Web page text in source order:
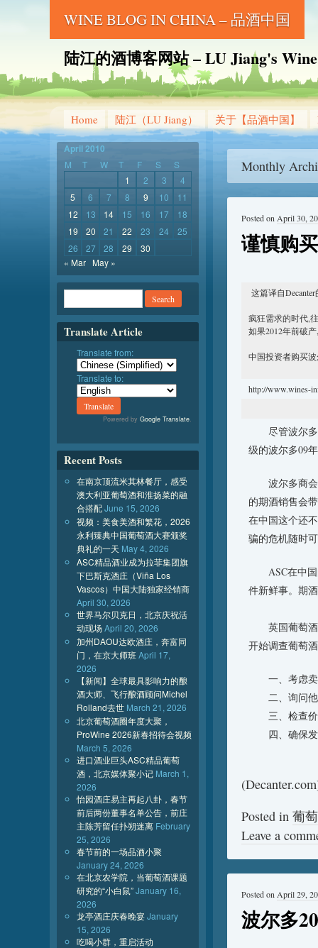
WINE BLOG IN CHINA – 品酒中国
陆江的酒博客网站 – LU Jiang's
Home 陆江（LU Jiang） 关于【品酒中国】
Monthly
谨慎购
Posted on April 30,
这篇译自
疯狂需求的时代,
如果2012年前破
中国投资者购买
http://
尽管波尔多
级的波尔多09
波尔多商会
的期酒销售会
在中国这个还
骗的危机随时
ASC在中国
件新鲜事。期
英国葡萄酒
开始调查葡萄
一、考虑卖
二、询问他
三、检查价
四、确保发
Posted in 葡
Leave a
波尔多
Posted on April 29,
April 2010
M T W T F S
S
1
2 3
4
5
6 7 8 9 10
11
12
13 14 15 16 17
18
19
20 21 22 23 24
25
26
27 28 29
30
« Mar May »
Translate Article
Translate from:
Translate to:
Powered by Google Translate.
Recent Posts
在南京顶流米其林餐厅，感受
澳大利亚葡萄酒和淮扬菜的融
合搭配June 15, 2026
视频：美食美酒和繁花，2026
永利臻典中国葡萄酒大赛颁奖
典礼的一天 May 4, 2026
ASC精品酒业成为拉菲集团旗
下巴斯克酒庄（Viña Los
Vascos）中国大陆独家经销商
April 30, 2026
世界马尔贝克日，北京庆祝活
动现场April 20, 2026
加州DAOU达欧酒庄，奔富同
门，在京大师班 April 17,
2026
【新闻】全球最具影响力的酿
酒大师、飞行酿酒顾问Michel
Rolland去世 March 21, 2026
北京葡萄酒圈年度大聚，
ProWine 2026新春招待会视频
March 5, 2026
进口酒业巨头ASC精品葡萄
酒，北京媒体聚小记 March 1,
2026
怡园酒庄易主再起八卦，春节
前后两份董事名单公告，前庄
主陈芳留任扑朔迷离 February
25, 2026
春节前的一场品酒小聚
January 24, 2026
在北京农学院，当葡萄酒课题
研究的“小白鼠”January 16,
2026
龙亭酒庄庆春晚宴January
15, 2026
吃喝小群，重启活动